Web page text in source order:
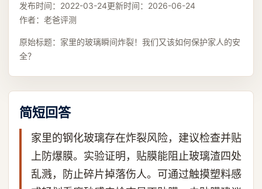
发布时间： 2022-03-24更新时间： 2026-06-24
作者： 老爸评测
原始标题： 家里的玻璃瞬间炸裂！我们又该如何保护家人的安
全？
简短回答
家里的钢化玻璃存在炸裂风险，建议检查并贴
上防爆膜。实验证明，贴膜能阻止玻璃渣四处
乱溅，防止碎片掉落伤人。可通过触摸塑料感